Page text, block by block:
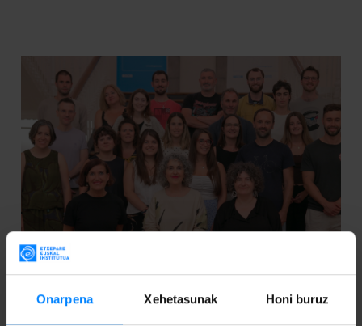
Onarpena Xehetasunak Honi buruz